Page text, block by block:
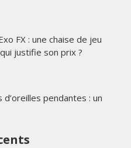
FX : une chaise de jeu
justifie son prix ?
pendantes : un